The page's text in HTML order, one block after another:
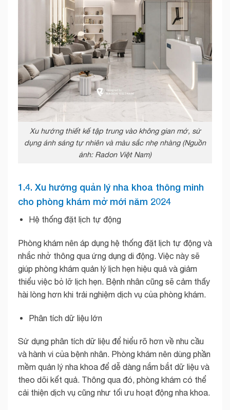
Xu hướng thiết kế tập trung vào không gian mở, sử
dụng ánh sáng tự nhiên và màu sắc nhẹ nhàng (Nguồn
ảnh: Radon Việt Nam)
1.4. Xu hướng quản lý nha khoa thông minh
cho phòng khám mở mới năm 2024
Hệ thống đặt lịch tự động
Phòng khám nên áp dụng hệ thống đặt lịch tự động và
nhắc nhở thông qua ứng dụng di động. Việc này sẽ
giúp phòng khám quản lý lịch hẹn hiệu quả và giảm
thiểu việc bỏ lỡ lịch hẹn. Bệnh nhân cũng sẽ cảm thấy
hài lòng hơn khi trải nghiệm dịch vụ của phòng khám.
Phân tích dữ liệu lớn
Sử dụng phân tích dữ liệu để hiểu rõ hơn về nhu cầu
và hành vi của bệnh nhân. Phòng khám nên dùng phần
mềm quản lý nha khoa để dễ dàng nắm bắt dữ liệu và
theo dõi kết quả. Thông qua đó, phòng khám có thể
cải thiện dịch vụ cũng như tối ưu hoạt động nha khoa.